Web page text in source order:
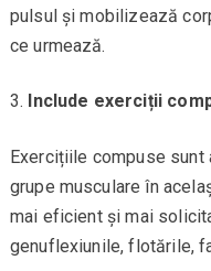
pulsul și mobilizează
ce urmează.
Include exerciții
Exercițiile compuse sunt
grupe musculare în
mai eficient și mai
genuflexiunile, flotările,